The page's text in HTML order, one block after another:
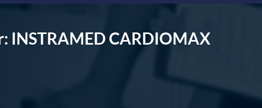
INSTRAMED CARDIOMAX